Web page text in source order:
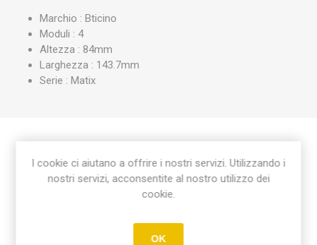
Marchio : Bticino
Moduli : 4
Altezza : 84mm
Larghezza : 143.7mm
Serie : Matix
Etichetta del prodotto
placca matix 4 moduli
I cookie ci aiutano a offrire i nostri servizi. Utilizzando i
nostri servizi, acconsentite al nostro utilizzo dei
cookie.
OK